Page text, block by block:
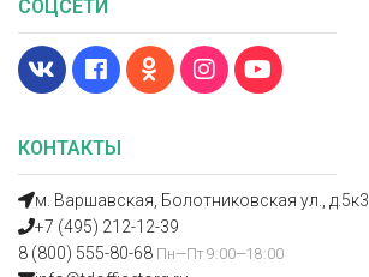
КОНТАКТЫ
м. Варшавская, Болотниковская ул., д.5к3
+7 (495) 212-12-39
8 (800) 555-80-68 Пн—Пт 9:00—18:00
СОЦСЕТИ